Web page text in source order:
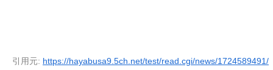
引用元: https://hayabusa9.5ch.net/test/read.cgi/news/1724589491/